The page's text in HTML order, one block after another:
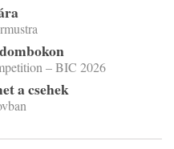
– BIC 2026
a csehek